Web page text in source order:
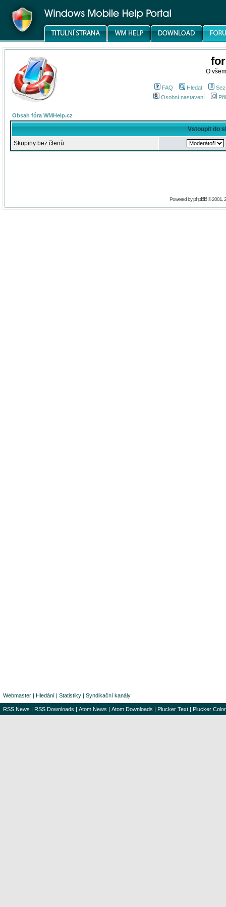
O
FAQ Hledat
Osobní nastavení
Obsah fóra WMHelp.cz
Vstoupit do
Skupiny bez členů
Powered byphpBB© 2001,
Webmaster | Hledání | Statistiky | Syndikační kanály
RSS News | RSS Downloads | Atom News | Atom Downloads | Plucker Text | Plucker Color